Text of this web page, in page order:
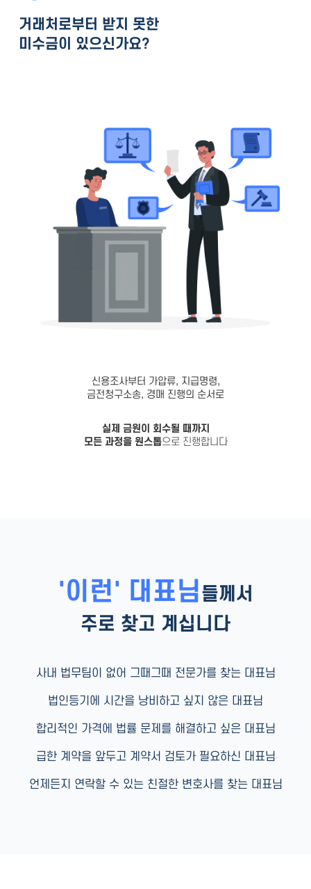
거래처로부터 받지 못한
미수금이 있으신가요?
신용조사부터 가압류, 지급명령,
금전청구소송, 경매 진행의 순서로
실제 금원이 회수될 때까지
모든 과정을 원스톱으로 진행합니다
'이런' 대표님들께서
주로 찾고 계십니다
사내 법무팀이 없어 그때그때 전문가를 찾는 대표님
법인등기에 시간을 낭비하고 싶지 않은 대표님
합리적인 가격에 법률 문제를 해결하고 싶은 대표님
급한 계약을 앞두고 계약서 검토가 필요하신 대표님
언제든지 연락할 수 있는 친절한 변호사를 찾는 대표님